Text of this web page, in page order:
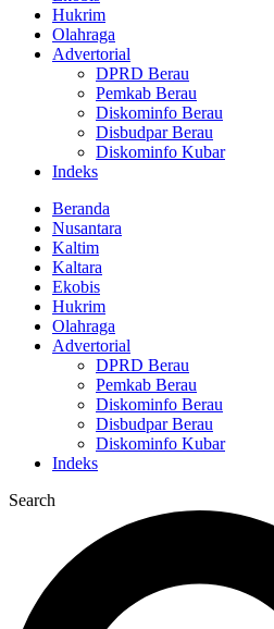
Hukrim
Olahraga
Advertorial
DPRD Berau
Pemkab Berau
Diskominfo Berau
Disbudpar Berau
Diskominfo Kubar
Indeks
Beranda
Nusantara
Kaltim
Kaltara
Ekobis
Hukrim
Olahraga
Advertorial
DPRD Berau
Pemkab Berau
Diskominfo Berau
Disbudpar Berau
Diskominfo Kubar
Indeks
Search